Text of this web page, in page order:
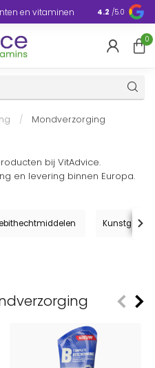
en vitaminen Europa
4.2 /5.0
0
/ Mondverzorging
bij VitAdvice.
en levering binnen Europa.